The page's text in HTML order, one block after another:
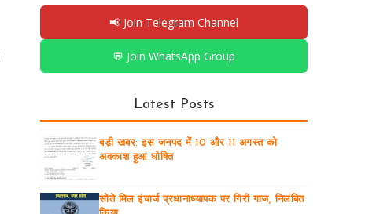
📢 Join Telegram Channel
💬 Join WhatsApp Group
Latest Posts
बड़ी खबर: इस जनपद में 10 और 11 अगस्त को
अवकाश हुआ घोषित
सोते मिल इंचार्ज प्रधानाध्यापक पर गिरी गाज, निलंबित